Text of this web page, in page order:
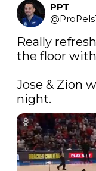
PPT
@
Really
the floor
Jose & Zion
night.